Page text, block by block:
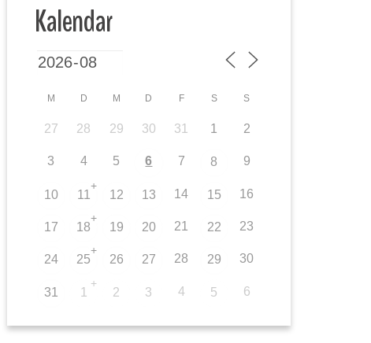
Kalendar
M D M D F S S
27 28 29 30 31 1 2
3 4 5 6 7 8 9
10 11
+
12 13 14 15 16
17 18
+
19 20 21 22 23
24 25
+
26 27 28 29 30
31 1
+
2 3 4 5 6